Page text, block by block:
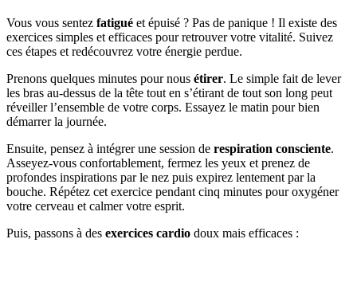
Vous vous sentez fatigué et épuisé ? Pas de panique ! Il existe des
exercices simples et efficaces pour retrouver votre vitalité. Suivez
ces étapes et redécouvrez votre énergie perdue.
Prenons quelques minutes pour nous étirer. Le simple fait de lever
les bras au-dessus de la tête tout en s’étirant de tout son long peut
réveiller l’ensemble de votre corps. Essayez le matin pour bien
démarrer la journée.
Ensuite, pensez à intégrer une session de respiration consciente.
Asseyez-vous confortablement, fermez les yeux et prenez de
profondes inspirations par le nez puis expirez lentement par la
bouche. Répétez cet exercice pendant cinq minutes pour oxygéner
votre cerveau et calmer votre esprit.
Puis, passons à des exercices cardio doux mais efficaces :